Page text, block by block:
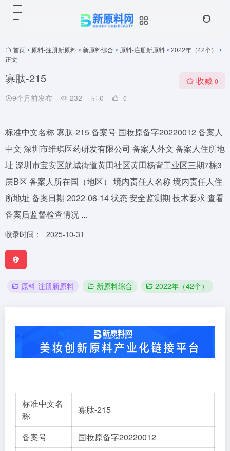
首页 • 原料-注册新原料 • 新原料综合 • 原料-注册新原料 • 2022年（42个）
•
正文
寡肽-215
9个月前发布 232 0 0
收藏 0
标准中文名称 寡肽-215 备案号 国妆原备字20220012 备案人
中文 深圳市维琪医药研发有限公司 备案人外文 备案人住所地
址 深圳市宝安区航城街道黄田社区黄田杨背工业区三期7栋3
层B区 备案人所在国（地区） 境内责任人名称 境内责任人住
所地址 备案日期 2022-06-14 状态 安全监测期 技术要求 查看
备案后监督检查情况 ...
收录时间： 2025-10-31
原料-注册新原料 新原料综合 2022年（42个）
标准中文名
称
寡肽-215
备案号
国妆原备字20220012